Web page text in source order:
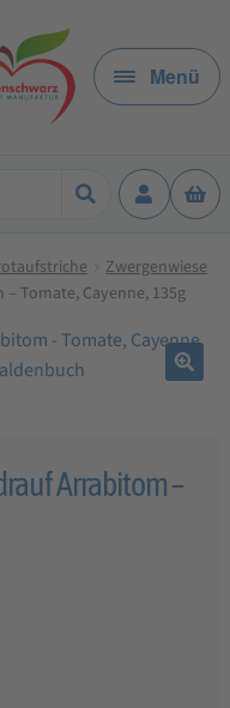
Menü
Zwergenwiese
Tomate, Cayenne, 135g
Arrabitom –